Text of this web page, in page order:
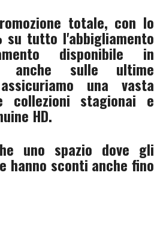
totale, con lo
tutto l'abbigliamento
disponibile in
anche sulle ultime
una vasta
stagionai e
HD.
uno spazio dove gli
hanno sconti anche fino